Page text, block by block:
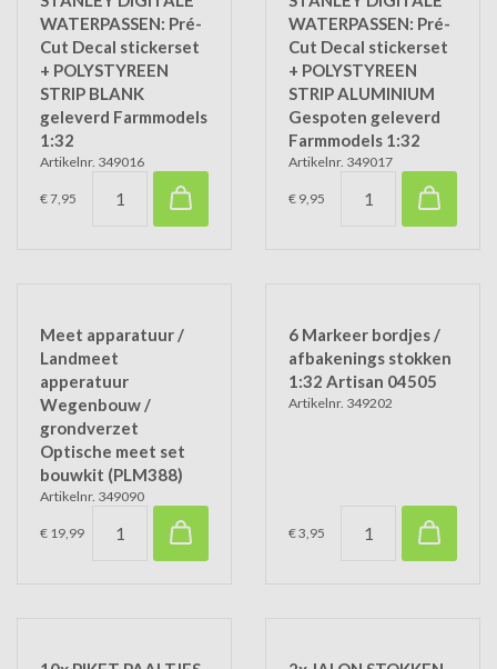
WATERPASSEN: Pré-
Cut Decal stickerset
+ POLYSTYREEN
STRIP BLANK
geleverd Farmmodels
1:32
Artikelnr. 349016
€ 7,95
WATERPASSEN: Pré-
Cut Decal stickerset
+ POLYSTYREEN
STRIP ALUMINIUM
Gespoten geleverd
Farmmodels 1:32
Artikelnr. 349017
€ 9,95
Meet apparatuur /
Landmeet
apperatuur
Wegenbouw /
grondverzet
Optische meet set
bouwkit (PLM388)
Artikelnr. 349090
€ 19,99
6 Markeer bordjes /
afbakenings stokken
1:32 Artisan 04505
Artikelnr. 349202
€ 3,95